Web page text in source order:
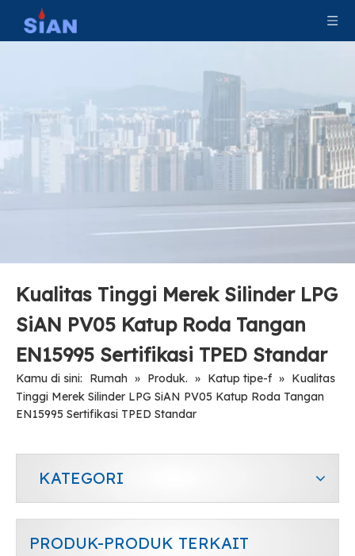
Kualitas Tinggi Merek Silinder LPG
SiAN PV05 Katup Roda Tangan
EN15995 Sertifikasi TPED Standar
Kamu di sini: Rumah » Produk. » Katup tipe-f » Kualitas
Tinggi Merek Silinder LPG SiAN PV05 Katup Roda Tangan
EN15995 Sertifikasi TPED Standar
KATEGORI
PRODUK-PRODUK TERKAIT
Katup LPG Keselamatan Silinder Gas Paduan Kuningan